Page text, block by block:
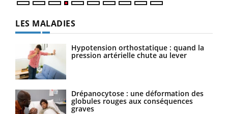
LES MALADIES
Hypotension orthostatique : quand la
pression artérielle chute au lever
Drépanocytose : une déformation des
globules rouges aux conséquences
graves